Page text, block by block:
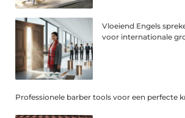
Vloeiend Engels
voor internationale
Professionele barber tools voor een perfecte